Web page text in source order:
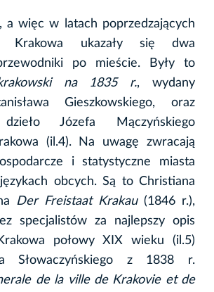
a więc w latach poprzedzających
Krakowa ukazały się dwa
po mieście. Były to
na 1835 r., wydany
Gieszkowskiego, oraz
Józefa Mączyńskiego
(il.4). Na uwagę zwracają
i statystyczne miasta
obcych. Są to Christiana
Der Freistaat Krakau(1846 r.),
specjalistów za najlepszy opis
połowy XIX wieku (il.5)
Słowaczyńskiego z 1838 r.
de la ville de Krakovie et de